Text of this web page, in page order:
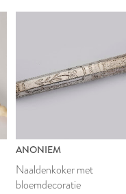
ANONIEM
Naaldenkoker met
bloemdecoratie